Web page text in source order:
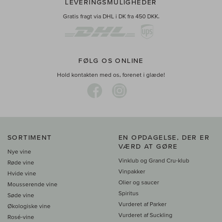
LEVERINGSMULIGHEDER
Gratis fragt via DHL i DK fra 450 DKK.
FØLG OS ONLINE
Hold kontakten med os, forenet i glæde!
SORTIMENT
Nye vine
Røde vine
Hvide vine
Mousserende vine
Søde vine
Økologiske vine
Rosé-vine
EN OPDAGELSE, DER ER
VÆRD AT GØRE
Vinklub og Grand Cru-klub
Vinpakker
Olier og saucer
Spiritus
Vurderet af Parker
Vurderet af Suckling